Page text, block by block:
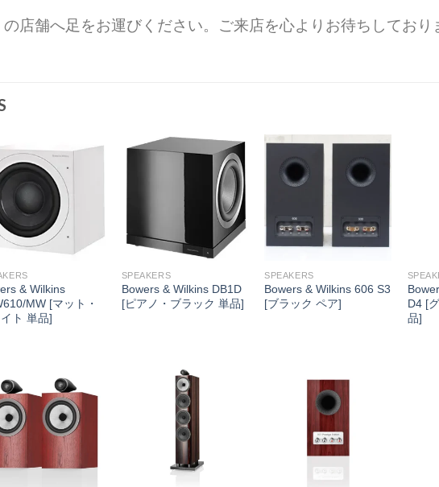
店舗へ足をお運びください。ご来店を心よりお待ちしており
& Wilkins
MW [マット・
ト 単品]
SPEAKERS
Bowers & Wilkins DB1D
[ピアノ・ブラック 単品]
SPEAKERS
Bowers & Wilkins 606 S3
[ブラック ペア]
D4 [
品]